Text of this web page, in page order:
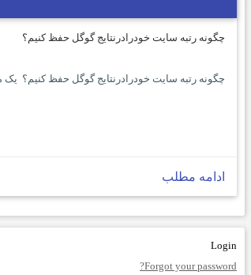
چگونه رتبه سایت خودرادرنتایج گوگل حفظ کنیم؟
چگونه رتبه سایت خودرادرنتایج گوگل حفظ کنیم؟
ادامه مطلب
Login
Forgot your password?